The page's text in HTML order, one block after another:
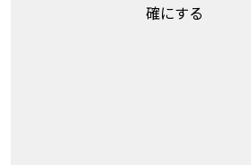
確にする